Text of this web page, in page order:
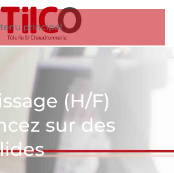
principal
(H/F)
sur des